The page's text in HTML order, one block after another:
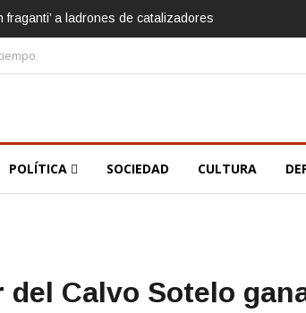
fraganti’ a ladrones de catalizadores
POLÍTICA SOCIEDAD CULTURA
del Calvo Sotelo